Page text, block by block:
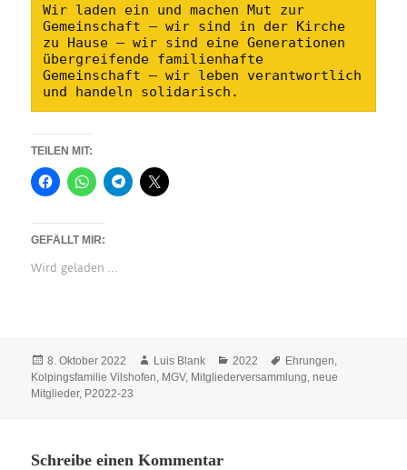
Wir laden ein und machen Mut zur
Gemeinschaft – wir sind in der Kirche
zu Hause – wir sind eine Generationen
übergreifende familienhafte
Gemeinschaft – wir leben verantwortlich
und handeln solidarisch.
TEILEN MIT:
GEFÄLLT MIR:
Wird geladen …
Veröffentlicht
am
8. Oktober 2022 Autor
Luis Blank Kategorien
2022 Schlagwörter
Ehrungen,
Kolpingsfamilie Vilshofen, MGV, Mitgliederversammlung,neue
Mitglieder, P2022-23
Schreibe einen Kommentar